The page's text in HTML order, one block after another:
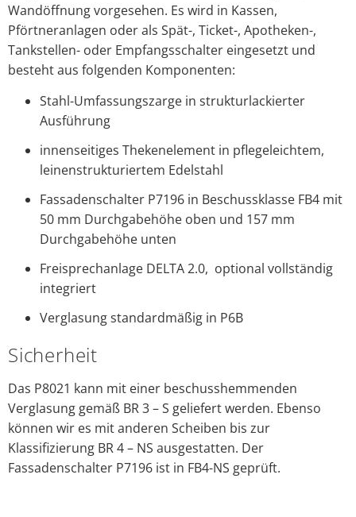
Wandöffnung vorgesehen. Es wird in Kassen,
Pförtneranlagen oder als Spät-, Ticket-, Apotheken-,
Tankstellen- oder Empfangsschalter eingesetzt und
besteht aus folgenden Komponenten:
Stahl-Umfassungszarge in strukturlackierter
Ausführung
innenseitiges Thekenelement in pflegeleichtem,
leinenstrukturiertem Edelstahl
Fassadenschalter P7196 in Beschussklasse FB4 mit
50 mm Durchgabehöhe oben und 157 mm
Durchgabehöhe unten
Freisprechanlage DELTA 2.0, optional vollständig
integriert
Verglasung standardmäßig in P6B
Sicherheit
Das P8021 kann mit einer beschusshemmenden
Verglasung gemäß BR 3 – S geliefert werden. Ebenso
können wir es mit anderen Scheiben bis zur
Klassifizierung BR 4 – NS ausgestatten. Der
Fassadenschalter P7196 ist in FB4-NS geprüft.